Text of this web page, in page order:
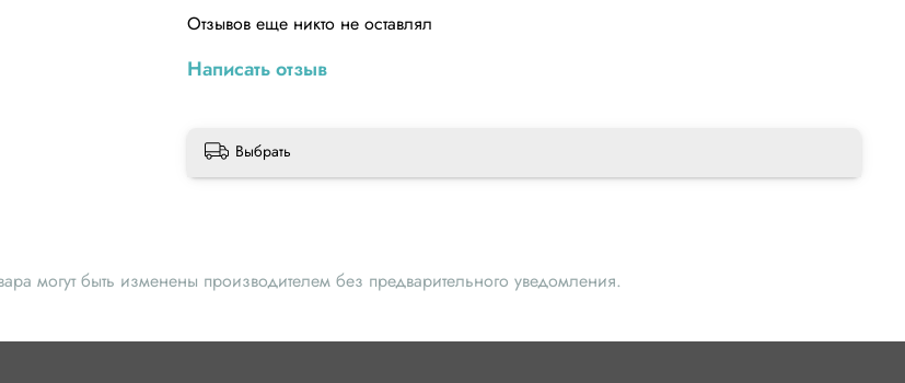
Отзывов еще никто не оставлял
Написать отзыв
Выбрать
могут быть изменены производителем без предварительного уведомления.